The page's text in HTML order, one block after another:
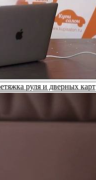
руля и дверных карт